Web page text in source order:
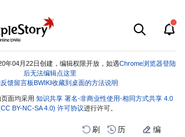
年04月22日创建，编辑权限开放，如遇Chrome浏览器登陆
后无法编辑点这里
馈留言板BWIKI收藏到桌面的方法说明
面均采用 知识共享 署名-非商业性使用-相同方式共享 4.0
BY-NC-SA 4.0) 许可协议进行许可。
刷 历 编